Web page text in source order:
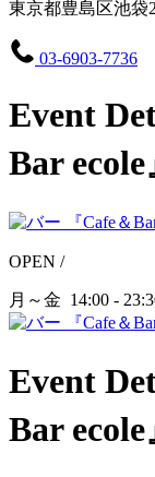
東京都豊島区池
03-6903-7736
Event
Bar ecole
OPEN /
月～金 14:00 -
Event
Bar ecole